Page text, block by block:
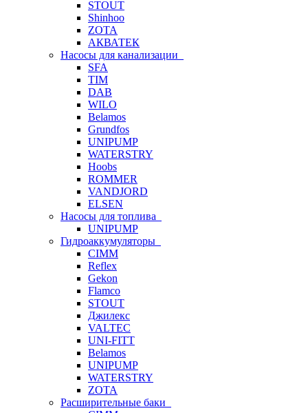
STOUT
Shinhoo
ZOTA
АКВАТЕК
Насосы для канализации
SFA
TIM
DAB
WILO
Belamos
Grundfos
UNIPUMP
WATERSTRY
Hoobs
ROMMER
VANDJORD
ELSEN
Насосы для топлива
UNIPUMP
Гидроаккумуляторы
CIMM
Reflex
Gekon
Flamco
STOUT
Джилекс
VALTEC
UNI-FITT
Belamos
UNIPUMP
WATERSTRY
ZOTA
Расширительные баки